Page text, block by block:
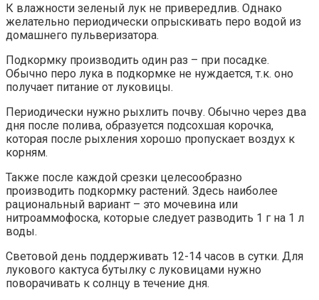
К влажности зеленый лук не привередлив. Однако
желательно периодически опрыскивать перо водой из
домашнего пульверизатора.
Подкормку производить один раз – при посадке.
Обычно перо лука в подкормке не нуждается, т.к. оно
получает питание от луковицы.
Периодически нужно рыхлить почву. Обычно через два
дня после полива, образуется подсохшая корочка,
которая после рыхления хорошо пропускает воздух к
корням.
Также после каждой срезки целесообразно
производить подкормку растений. Здесь наиболее
рациональный вариант – это мочевина или
нитроаммофоска, которые следует разводить 1 г на 1 л
воды.
Световой день поддерживать 12-14 часов в сутки. Для
лукового кактуса бутылку с луковицами нужно
поворачивать к солнцу в течение дня.